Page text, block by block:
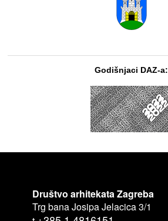
Godišnjaci DAZ-a:
Društvo arhitekata Zagreba
Trg bana Josipa Jelacica 3/1